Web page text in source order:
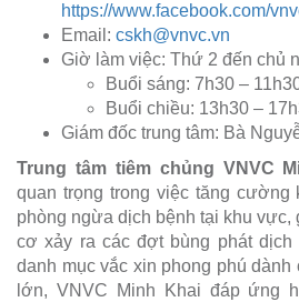
https://www.facebook.com/
Email: cskh@vnvc.vn
Giờ làm việc: Thứ 2 đến chủ
Buổi sáng: 7h30 –
Buổi chiều: 13h30 –
Giám đốc trung tâm: Bà
Trung tâm tiêm chủng VNVC
quan trọng trong việc tăng cường
phòng ngừa dịch bệnh tại khu vực,
cơ xảy ra các đợt bùng phát dịch
danh mục vắc xin phong phú
lớn, VNVC Minh Khai đáp ứng